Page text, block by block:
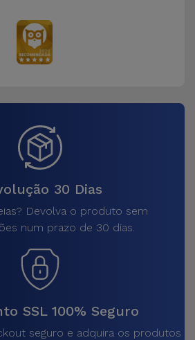
30 Dias
Devolva o produto sem
num prazo de 30 dias.
SSL 100% Seguro
seguro e adquira os produtos